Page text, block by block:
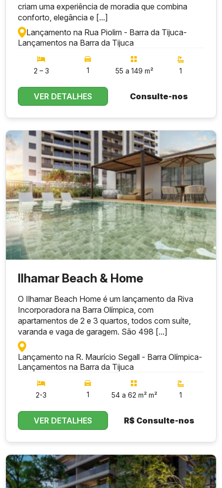
criam uma experiência de moradia que combina
conforto, elegância e [...]
Lançamento na Rua Piolim - Barra da Tijuca-
Lançamentos na Barra da Tijuca
2 – 3 1 55 a 149 m² 1
VER DETALHES Consulte-nos
Ilhamar Beach & Home
O Ilhamar Beach Home é um lançamento da Riva
Incorporadora na Barra Olímpica, com
apartamentos de 2 e 3 quartos, todos com suíte,
varanda e vaga de garagem. São 498 [...]
Lançamento na R. Maurício Segall - Barra Olímpica-
Lançamentos na Barra da Tijuca
2-3 1 54 a 62 m² m² 1
VER DETALHES R$ Consulte-nos